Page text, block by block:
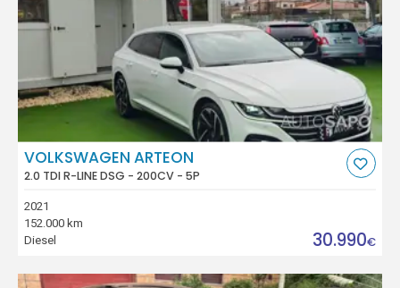
VOLKSWAGEN ARTEON
2.0 TDI R-LINE DSG - 200CV - 5P
2021
152.000 km
Diesel
30.990€